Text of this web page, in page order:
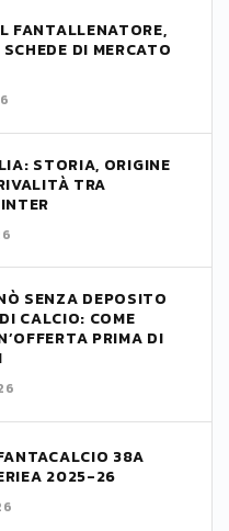
FANTALLENATORE,
DI MERCATO
STORIA, ORIGINE
TRA
SENZA DEPOSITO
CALCIO: COME
PRIMA DI
38A
2025-26